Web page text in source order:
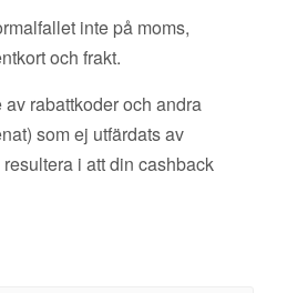
inte på moms,
och frakt.
rabattkoder och andra
som ej utfärdats av
i att din cashback